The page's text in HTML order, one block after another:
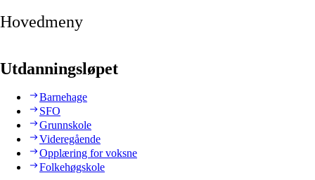
Hovedmeny
Utdanningsløpet
Barnehage
SFO
Grunnskole
Videregående
Opplæring for voksne
Folkehøgskole